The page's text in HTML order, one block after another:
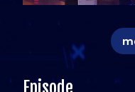
Episode